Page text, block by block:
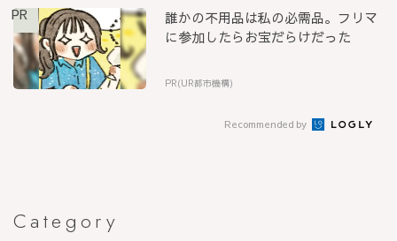
PR
誰かの不用品は私の必需品。フリマ
に参加したらお宝だらけだった
PR(UR都市機構)
Recommended by
Category